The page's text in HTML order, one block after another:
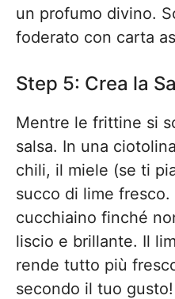
un profumo divino.
foderato con carta
Step 5: Crea la
Mentre le frittine si
salsa. In una
chili, il miele (se ti
succo di lime
cucchiaino finché
liscio e brillante. Il
rende tutto più
secondo il tuo gusto!